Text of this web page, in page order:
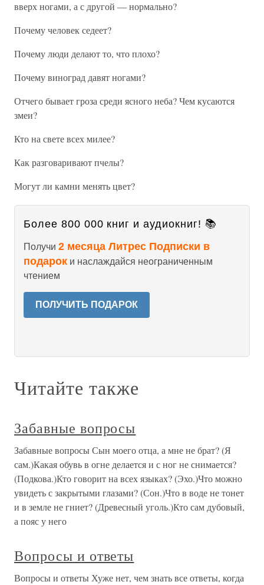
вверх ногами, а с другой — нормально?
Почему человек седеет?
Почему люди делают то, что плохо?
Почему виноград давят ногами?
Отчего бывает гроза среди ясного неба? Чем кусаются
змеи?
Кто на свете всех милее?
Как разговаривают пчелы?
Могут ли камни менять цвет?
Более 800 000 книг и аудиокниг! 📚
Получи 2 месяца Литрес Подписки в
подарок и наслаждайся неограниченным
чтением
ПОЛУЧИТЬ ПОДАРОК
Читайте также
Забавные вопросы
Забавные вопросы Сын моего отца, а мне не брат? (Я
сам.)Какая обувь в огне делается и с ног не снимается?
(Подкова.)Кто говорит на всех языках? (Эхо.)Что можно
увидеть с закрытыми глазами? (Сон.)Что в воде не тонет
и в земле не гниет? (Древесный уголь.)Кто сам дубовый,
а пояс у него
Вопросы и ответы
Вопросы и ответы Хуже нет, чем знать все ответы, когда